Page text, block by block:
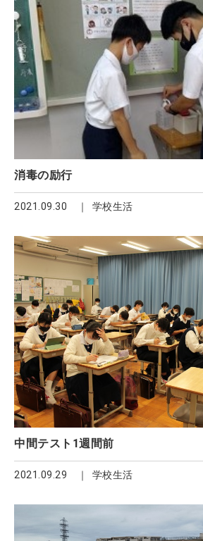
消毒の励行
2021.09.30 学校生活
中間テスト1週間前
2021.09.29 学校生活